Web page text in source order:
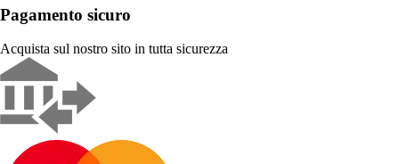
Pagamento sicuro
Acquista sul nostro sito in tutta sicurezza